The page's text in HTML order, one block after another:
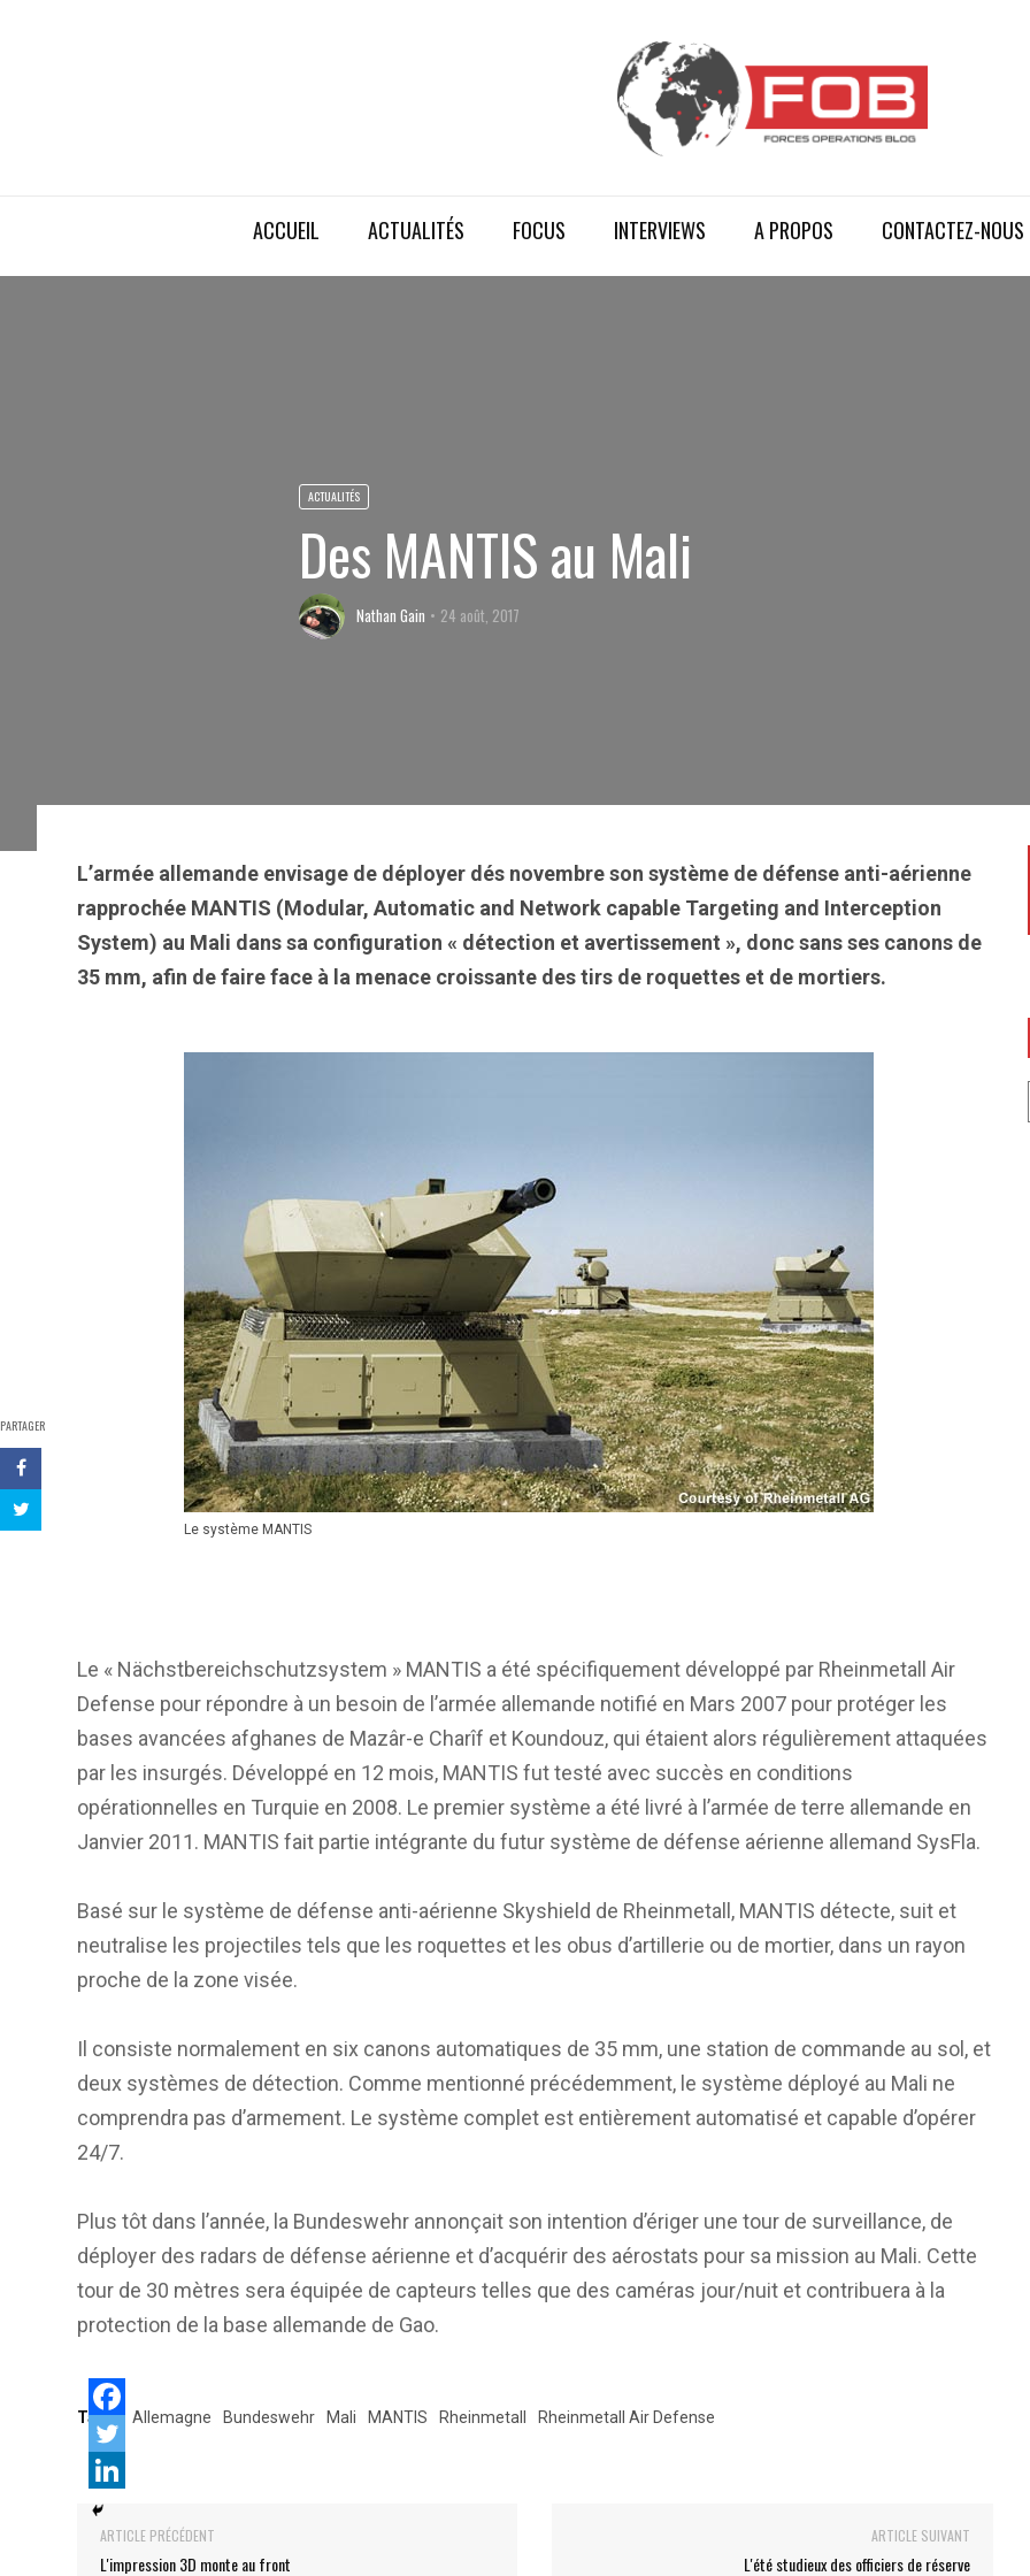
ACCUEIL ACTUALITÉS FOCUS INTERVIEWS A PROPOS CONTACTEZ-NOUS
ACTUALITÉS
Des MANTIS au Mali
Nathan Gain 24 août, 2017
PARTAGER
L’armée allemande envisage de déployer dés novembre son système de défense anti-aérienne
rapprochée MANTIS (Modular, Automatic and Network capable Targeting and Interception
System) au Mali dans sa configuration « détection et avertissement », donc sans ses canons de
35 mm, afin de faire face à la menace croissante des tirs de roquettes et de mortiers.
Le système MANTIS
Le « Nächstbereichschutzsystem » MANTIS a été spécifiquement développé par Rheinmetall Air
Defense pour répondre à un besoin de l’armée allemande notifié en Mars 2007 pour protéger les
bases avancées afghanes de Mazâr-e Charîf et Koundouz, qui étaient alors régulièrement attaquées
par les insurgés. Développé en 12 mois, MANTIS fut testé avec succès en conditions
opérationnelles en Turquie en 2008. Le premier système a été livré à l’armée de terre allemande en
Janvier 2011. MANTIS fait partie intégrante du futur système de défense aérienne allemand SysFla.
Basé sur le système de défense anti-aérienne Skyshield de Rheinmetall, MANTIS détecte, suit et
neutralise les projectiles tels que les roquettes et les obus d’artillerie ou de mortier, dans un rayon
proche de la zone visée.
Il consiste normalement en six canons automatiques de 35 mm, une station de commande au sol, et
deux systèmes de détection. Comme mentionné précédemment, le système déployé au Mali ne
comprendra pas d’armement. Le système complet est entièrement automatisé et capable d’opérer
24/7.
Plus tôt dans l’année, la Bundeswehr annonçait son intention d’ériger une tour de surveillance, de
déployer des radars de défense aérienne et d’acquérir des aérostats pour sa mission au Mali. Cette
tour de 30 mètres sera équipée de capteurs telles que des caméras jour/nuit et contribuera à la
protection de la base allemande de Gao.
Tags: Allemagne Bundeswehr Mali MANTIS Rheinmetall Rheinmetall Air Defense
ARTICLE PRÉCÉDENT
L'impression 3D monte au front
ARTICLE SUIVANT
L'été studieux des officiers de réserve